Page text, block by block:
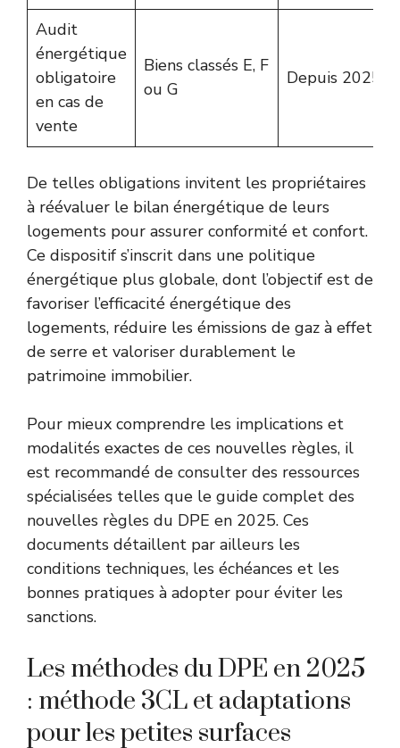
Audit
énergétique
obligatoire
en cas de
vente
Biens classés E, F
ou G
Depuis 2025
De telles obligations invitent les propriétaires
à réévaluer le bilan énergétique de leurs
logements pour assurer conformité et confort.
Ce dispositif s’inscrit dans une politique
énergétique plus globale, dont l’objectif est de
favoriser l’efficacité énergétique des
logements, réduire les émissions de gaz à effet
de serre et valoriser durablement le
patrimoine immobilier.
Pour mieux comprendre les implications et
modalités exactes de ces nouvelles règles, il
est recommandé de consulter des ressources
spécialisées telles que le guide complet des
nouvelles règles du DPE en 2025. Ces
documents détaillent par ailleurs les
conditions techniques, les échéances et les
bonnes pratiques à adopter pour éviter les
sanctions.
Les méthodes du DPE en 2025
: méthode 3CL et adaptations
pour les petites surfaces